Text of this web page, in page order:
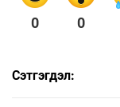
0 0
Сэтгэгдэл: